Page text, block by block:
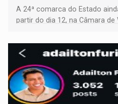
A 24ª comarca do Estado
partir do dia 12, na Câmara